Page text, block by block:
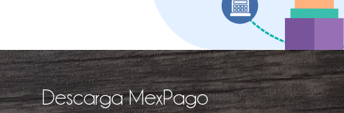
Descarga MexPago